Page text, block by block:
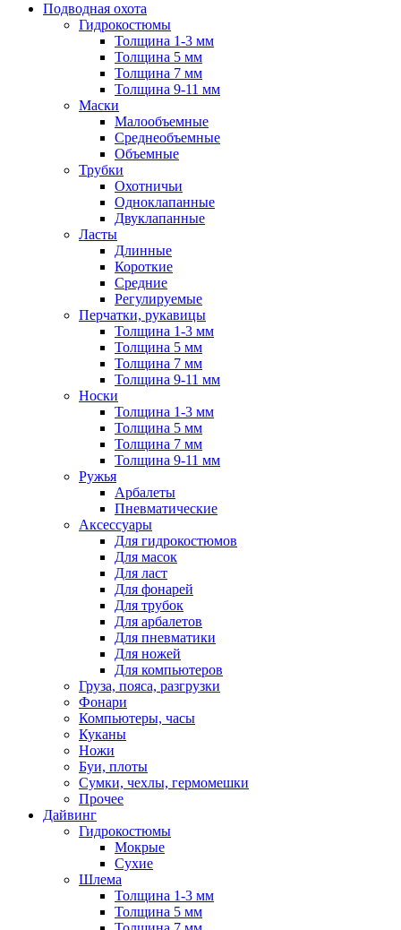
Подводная охота
Гидрокостюмы
Толщина 1-3 мм
Толщина 5 мм
Толщина 7 мм
Толщина 9-11 мм
Маски
Малообъемные
Среднеобъемные
Объемные
Трубки
Охотничьи
Одноклапанные
Двуклапанные
Ласты
Длинные
Короткие
Средние
Регулируемые
Перчатки, рукавицы
Толщина 1-3 мм
Толщина 5 мм
Толщина 7 мм
Толщина 9-11 мм
Носки
Толщина 1-3 мм
Толщина 5 мм
Толщина 7 мм
Толщина 9-11 мм
Ружья
Арбалеты
Пневматические
Аксессуары
Для гидрокостюмов
Для масок
Для ласт
Для фонарей
Для трубок
Для арбалетов
Для пневматики
Для ножей
Для компьютеров
Груза, пояса, разгрузки
Фонари
Компьютеры, часы
Куканы
Ножи
Буи, плоты
Сумки, чехлы, гермомешки
Прочее
Дайвинг
Гидрокостюмы
Мокрые
Сухие
Шлема
Толщина 1-3 мм
Толщина 5 мм